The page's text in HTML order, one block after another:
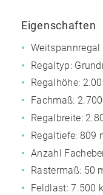
Eigenschaften
Weitspannregal
Regaltyp:
Regalhöhe:
Fachmaß:
Regalbreite:
Regaltiefe: 809
Anzahl
Rastermaß: 50
Feldlast: 7.500